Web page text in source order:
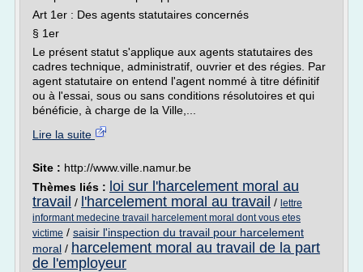
Art 1er : Des agents statutaires concernés
§ 1er
Le présent statut s'applique aux agents statutaires des
cadres technique, administratif, ouvrier et des régies. Par
agent statutaire on entend l'agent nommé à titre définitif
ou à l'essai, sous ou sans conditions résolutoires et qui
bénéficie, à charge de la Ville,...
Lire la suite
Site : http://www.ville.namur.be
Thèmes liés : loi sur l'harcelement moral au
travail / l'harcelement moral au travail / lettre
informant medecine travail harcelement moral dont vous etes
victime / saisir l'inspection du travail pour harcelement
moral / harcelement moral au travail de la part
de l'employeur